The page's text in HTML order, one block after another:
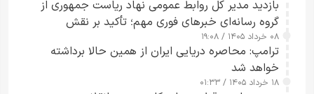
بازدید مدیر کل روابط عمومی نهاد ریاست جمهوری از
گروه رسانه‌ای خبرهای فوری مهم؛ تأکید بر نقش
رسانه‌های هوشمند و مسئول در ارتقای آگاهی عمومی
۰۸ خرداد ۱۴۰۵ / ۱۹:۰۸
ترامپ: محاصره دریایی ایران از همین حالا برداشته
خواهد شد
۱۸ خرداد ۱۴۰۵ / ۰۱:۳۳